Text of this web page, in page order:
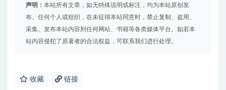
声明： 本站所有文章，如无特殊说明或标注，均为本站原创发
布。任何个人或组织，在未征得本站同意时，禁止复制、盗用、
采集、发布本站内容到任何网站、书籍等各类媒体平台。如若本
站内容侵犯了原著者的合法权益，可联系我们进行处理。
收藏 链接